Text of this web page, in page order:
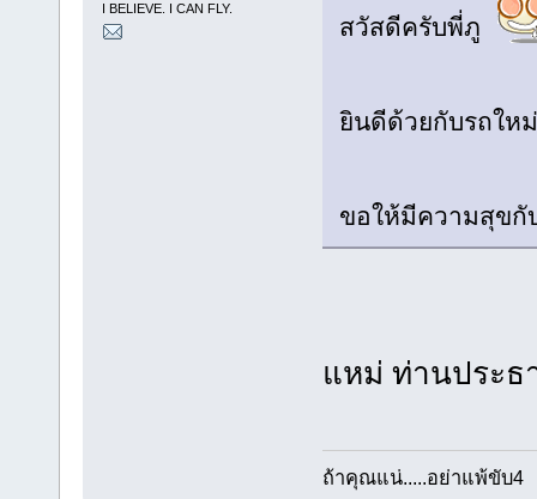
I BELIEVE. I CAN FLY.
สวัสดีครับพี่ภู
ยินดีด้วยกับรถให
ขอให้มีความสุขกั
แหม่ ท่านประ
ถ้าคุณแน่.....อย่าแพ้ขับ4